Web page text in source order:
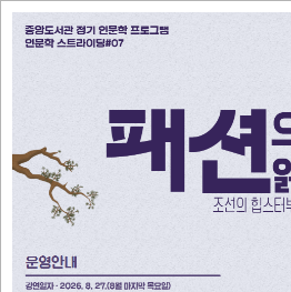
원고잔도서관
자료탐색